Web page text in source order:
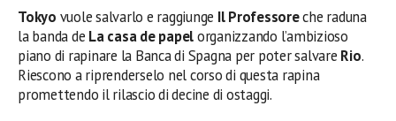
Tokyo vuole salvarlo e raggiunge Il Professoreche raduna
la banda de La casa de papelorganizzando l’ambizioso
piano di rapinare la Banca di Spagna per poter salvare Rio.
Riescono a riprenderselo nel corso di questa rapina
promettendo il rilascio di decine di ostaggi.